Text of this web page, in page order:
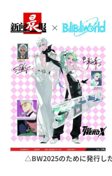
△BW2025のために発行し